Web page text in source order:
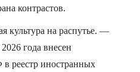
контрастов.
культура на распутье. —
года внесен
реестр иностранных